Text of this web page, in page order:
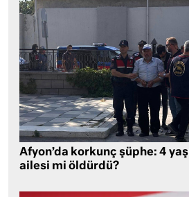
Afyon’da korkunç şüphe: 4
ailesi mi öldürdü?